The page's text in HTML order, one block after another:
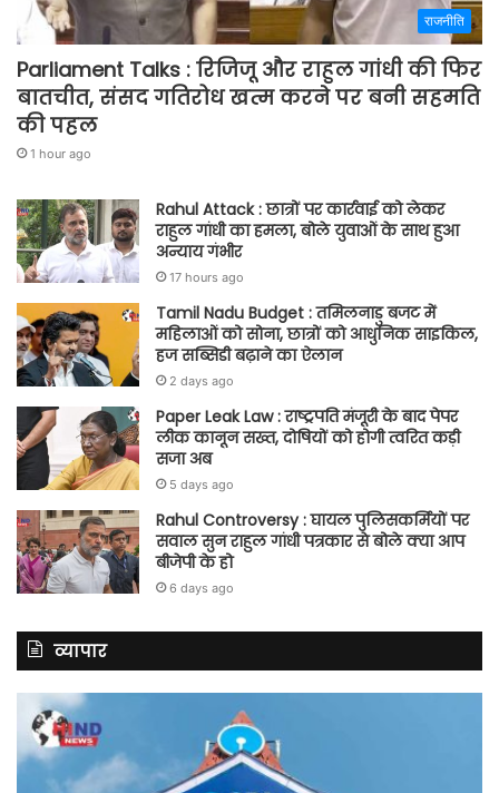
राजनीति
Parliament Talks : रिजिजू और राहुल गांधी की फिर
बातचीत, संसद गतिरोध खत्म करने पर बनी सहमति
की पहल
1 hour ago
Rahul Attack : छात्रों पर कार्रवाई को लेकर
राहुल गांधी का हमला, बोले युवाओं के साथ हुआ
अन्याय गंभीर
17 hours ago
Tamil Nadu Budget : तमिलनाडु बजट में
महिलाओं को सोना, छात्रों को आधुनिक साइकिल,
हज सब्सिडी बढ़ाने का ऐलान
2 days ago
Paper Leak Law : राष्ट्रपति मंजूरी के बाद पेपर
लीक कानून सख्त, दोषियों को होगी त्वरित कड़ी
सजा अब
5 days ago
Rahul Controversy : घायल पुलिसकर्मियों पर
सवाल सुन राहुल गांधी पत्रकार से बोले क्या आप
बीजेपी के हो
6 days ago
व्यापार